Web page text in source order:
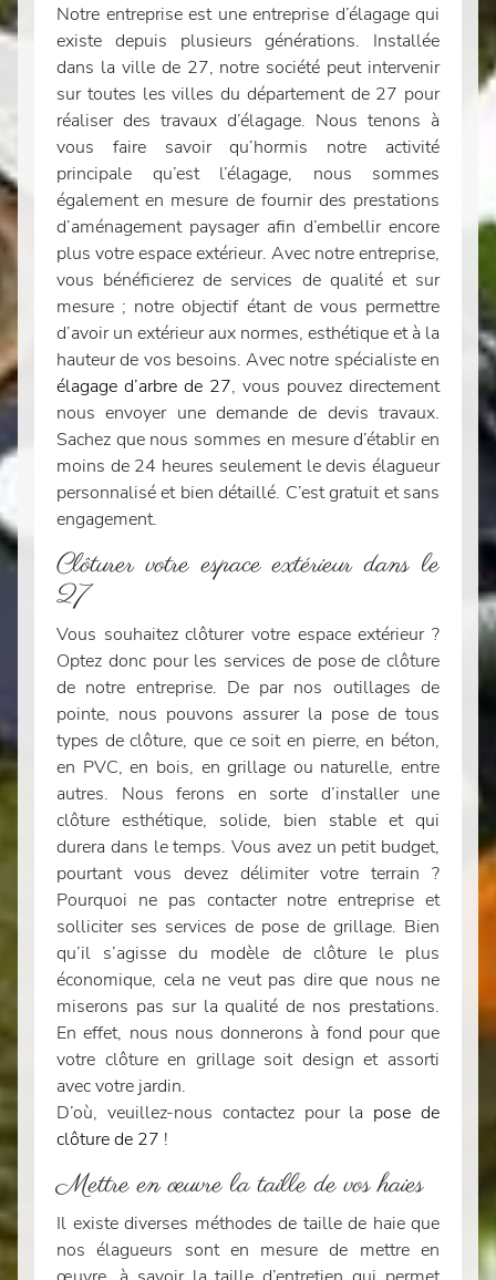
Notre entreprise est une entreprise d’élagage qui
existe depuis plusieurs générations. Installée
dans la ville de 27, notre société peut intervenir
sur toutes les villes du département de 27 pour
réaliser des travaux d’élagage. Nous tenons à
vous faire savoir qu’hormis notre activité
principale qu’est l’élagage, nous sommes
également en mesure de fournir des prestations
d’aménagement paysager afin d’embellir encore
plus votre espace extérieur. Avec notre entreprise,
vous bénéficierez de services de qualité et sur
mesure ; notre objectif étant de vous permettre
d’avoir un extérieur aux normes, esthétique et à la
hauteur de vos besoins. Avec notre spécialiste en
élagage d’arbre de 27, vous pouvez directement
nous envoyer une demande de devis travaux.
Sachez que nous sommes en mesure d’établir en
moins de 24 heures seulement le devis élagueur
personnalisé et bien détaillé. C’est gratuit et sans
engagement.
Clôturer votre espace extérieur dans le
27
Vous souhaitez clôturer votre espace extérieur ?
Optez donc pour les services de pose de clôture
de notre entreprise. De par nos outillages de
pointe, nous pouvons assurer la pose de tous
types de clôture, que ce soit en pierre, en béton,
en PVC, en bois, en grillage ou naturelle, entre
autres. Nous ferons en sorte d’installer une
clôture esthétique, solide, bien stable et qui
durera dans le temps. Vous avez un petit budget,
pourtant vous devez délimiter votre terrain ?
Pourquoi ne pas contacter notre entreprise et
solliciter ses services de pose de grillage. Bien
qu’il s’agisse du modèle de clôture le plus
économique, cela ne veut pas dire que nous ne
miserons pas sur la qualité de nos prestations.
En effet, nous nous donnerons à fond pour que
votre clôture en grillage soit design et assorti
avec votre jardin.
D’où, veuillez-nous contactez pour la pose de
clôture de 27 !
Mettre en œuvre la taille de vos haies
Il existe diverses méthodes de taille de haie que
nos élagueurs sont en mesure de mettre en